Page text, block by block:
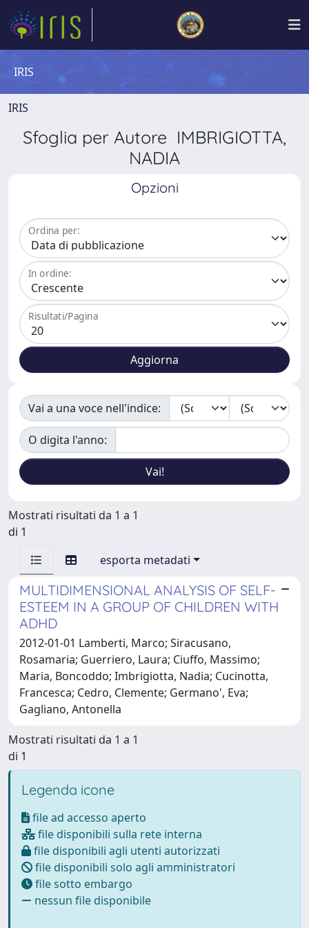
IRIS
IRIS
Sfoglia per Autore IMBRIGIOTTA,
NADIA
Opzioni
Ordina per:
In ordine:
Risultati/Pagina
Vai a una voce nell'indice:
O digita l'anno:
Mostrati risultati da 1 a 1
di 1
esporta metadati
MULTIDIMENSIONAL ANALYSIS OF SELF-
ESTEEM IN A GROUP OF CHILDREN WITH
ADHD
2012-01-01 Lamberti, Marco; Siracusano,
Rosamaria; Guerriero, Laura; Ciuffo, Massimo;
Maria, Boncoddo; Imbrigiotta, Nadia; Cucinotta,
Francesca; Cedro, Clemente; Germano', Eva;
Gagliano, Antonella
Mostrati risultati da 1 a 1
di 1
Legenda icone
file ad accesso aperto
file disponibili sulla rete interna
file disponibili agli utenti autorizzati
file disponibili solo agli amministratori
file sotto embargo
nessun file disponibile